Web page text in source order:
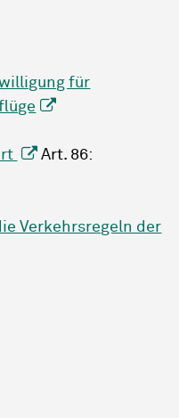
für
Art. 86:
Verkehrsregeln der